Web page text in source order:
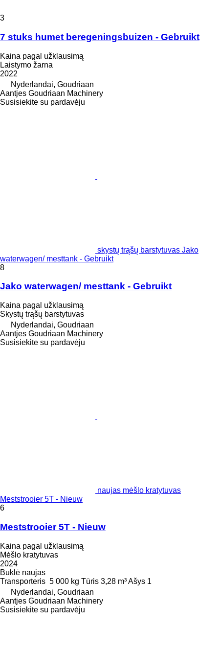
3
7 stuks humet beregeningsbuizen - Gebruikt
Kaina pagal užklausimą
Laistymo žarna
2022
Nyderlandai, Goudriaan
Aantjes Goudriaan Machinery
Susisiekite su pardavėju
skystų trąšų barstytuvas Jako
waterwagen/ mesttank - Gebruikt
8
Jako waterwagen/ mesttank - Gebruikt
Kaina pagal užklausimą
Skystų trąšų barstytuvas
Nyderlandai, Goudriaan
Aantjes Goudriaan Machinery
Susisiekite su pardavėju
naujas mėšlo kratytuvas
Meststrooier 5T - Nieuw
6
Meststrooier 5T - Nieuw
Kaina pagal užklausimą
Mėšlo kratytuvas
2024
Būklė naujas
Transporteris 5 000 kg Tūris 3,28 m³Ašys 1
Nyderlandai, Goudriaan
Aantjes Goudriaan Machinery
Susisiekite su pardavėju